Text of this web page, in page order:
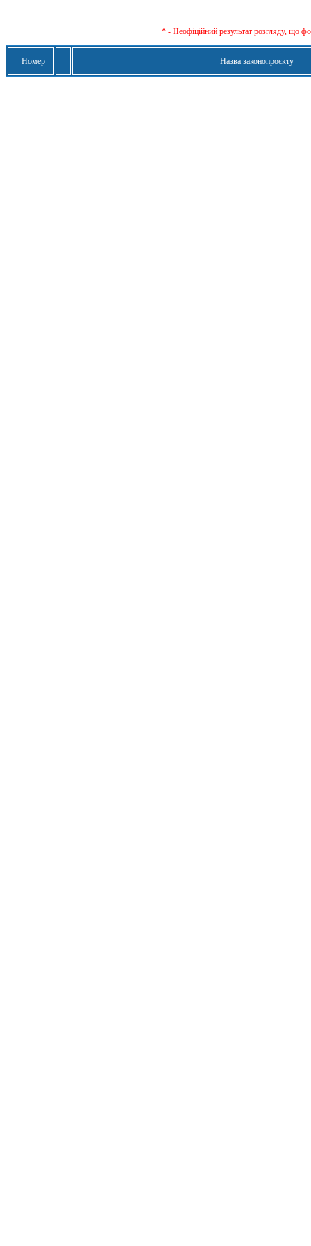
* - Неофіційний результат розгляду, що
Номер Назва законопроєкту